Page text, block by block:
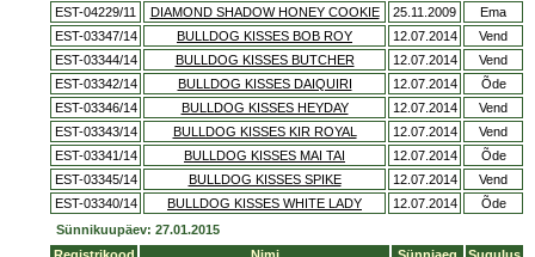
EST-04229/11
DIAMOND SHADOW HONEY COOKIE 25.11.2009
Ema
EST-03347/14
BULLDOG KISSES BOB ROY 12.07.2014
Vend
EST-03344/14
BULLDOG KISSES BUTCHER 12.07.2014
Vend
EST-03342/14
BULLDOG KISSES DAIQUIRI 12.07.2014
Õde
EST-03346/14
BULLDOG KISSES HEYDAY 12.07.2014
Vend
EST-03343/14
BULLDOG KISSES KIR ROYAL 12.07.2014
Vend
EST-03341/14
BULLDOG KISSES MAI TAI 12.07.2014
Õde
EST-03345/14
BULLDOG KISSES SPIKE 12.07.2014
Vend
EST-03340/14
BULLDOG KISSES WHITE LADY 12.07.2014
Õde
Sünnikuupäev: 27.01.2015